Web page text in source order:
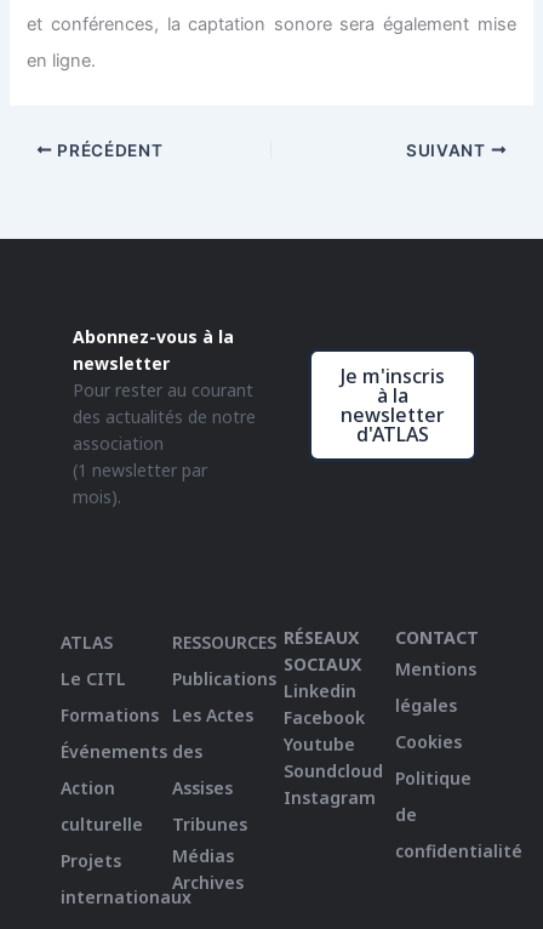
et conférences, la captation sonore sera également mise
en ligne.
PRÉCÉDENT SUIVANT
Abonnez-vous à la
newsletter
Pour rester au courant
des actualités de notre
association
(1 newsletter par
mois).
Je m'inscris
à la
newsletter
d'ATLAS
ATLAS
Le CITL
Formations
Événements
Action
culturelle
Projets
internationaux
RESSOURCES
Publications
Les Actes
des
Assises
Tribunes
Médias
Archives
RÉSEAUX
SOCIAUX
Linkedin
Facebook
Youtube
Soundcloud
Instagram
CONTACT
Mentions
légales
Cookies
Politique
de
confidentialité